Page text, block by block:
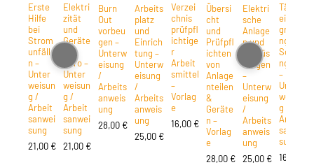
Erste
Hilfe
bei
Strom
unfälle
n –
Unter
weisun
g /
Arbeit
sanwei
sung
21,00 €
Elektri
zität
und
Geräte
Büro –
Unter
weisun
g /
Arbeit
sanwei
sung
21,00 €
Burn
Out
vorbeu
gen –
Unterw
eisung
/
Arbeits
anweis
ung
28,00 €
Arbeits
platz
und
Einrich
tung –
Unterw
eisung
/
Arbeits
anweis
ung
25,00 €
Verzei
chnis
prüfpfl
ichtige
r
Arbeit
smittel
–
Vorlag
e
16,00 €
Übersi
cht
und
Prüfpfl
ichten
von
Anlage
nteilen
&
Geräte
n –
Vorlag
e
28,00 €
Elektri
sche
Anlage
n und
Ausrüs
tungen
–
Unterw
eisung
/
Arbeits
anweis
ung
25,00 €
Tätigk
eitsbe
grenzu
ng für
Schwa
ngere
–
Unter
weisun
g /
Arbeit
sanwei
sung
16,00